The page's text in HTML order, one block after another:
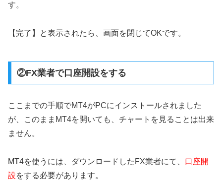
す。
【完了】と表示されたら、画面を閉じてOKです。
②FX業者で口座開設をする
ここまでの手順でMT4がPCにインストールされました
が、このままMT4を開いても、チャートを見ることは出来
ません。
MT4を使うには、ダウンロードしたFX業者にて、 口座開
設をする必要があります。